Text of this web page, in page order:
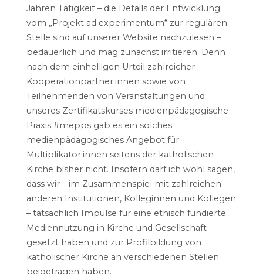
Jahren Tätigkeit – die Details der Entwicklung
vom „Projekt ad experimentum“ zur regulären
Stelle sind auf unserer Website nachzulesen –
bedauerlich und mag zunächst irritieren. Denn
nach dem einhelligen Urteil zahlreicher
Kooperationpartner:innen sowie von
Teilnehmenden von Veranstaltungen und
unseres Zertifikatskurses medienpädagogische
Praxis #mepps gab es ein solches
medienpädagogisches Angebot für
Multiplikator:innen seitens der katholischen
Kirche bisher nicht. Insofern darf ich wohl sagen,
dass wir – im Zusammenspiel mit zahlreichen
anderen Institutionen, Kolleginnen und Kollegen
– tatsächlich Impulse für eine ethisch fundierte
Mediennutzung in Kirche und Gesellschaft
gesetzt haben und zur Profilbildung von
katholischer Kirche an verschiedenen Stellen